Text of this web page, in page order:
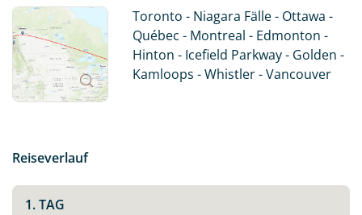
Rocky Mountains, endlose Weiten und traumhafte
Seenlandschaften. Die sehenswerten Metropolen
Vancouver und Edmonton mit Ihren gemütlichen
Stadtvierteln und erholsamen Stadtparks
vervollständigen Ihre Reise.
Toronto - Niagara Fälle - Ottawa -
Québec - Montreal - Edmonton -
Hinton - Icefield Parkway - Golden -
Kamloops - Whistler - Vancouver
Reiseverlauf
1. TAG